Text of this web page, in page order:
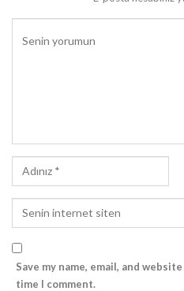
Üzülmüştü ama yapılacak bir
Efendiler Efendisi:
– Allah’ın takdiri hayırlıdır,
evlerini görünce orada durdu ve
hamd etmeye başladı; yine
Sonra da yanında bulunan Hz.
– Ey Câbir, dedi. “Bizim
Save my name, email, and
time I comment.